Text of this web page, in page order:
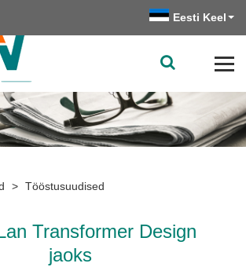
Eesti Keel
> Tööstusuudised
Transformer Design
jaoks